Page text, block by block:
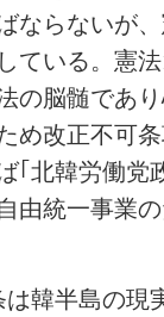
ならないが
ている。憲
の脳髄であ
め改正不可
｢北韓労働党
由統一事業
韓半島の現